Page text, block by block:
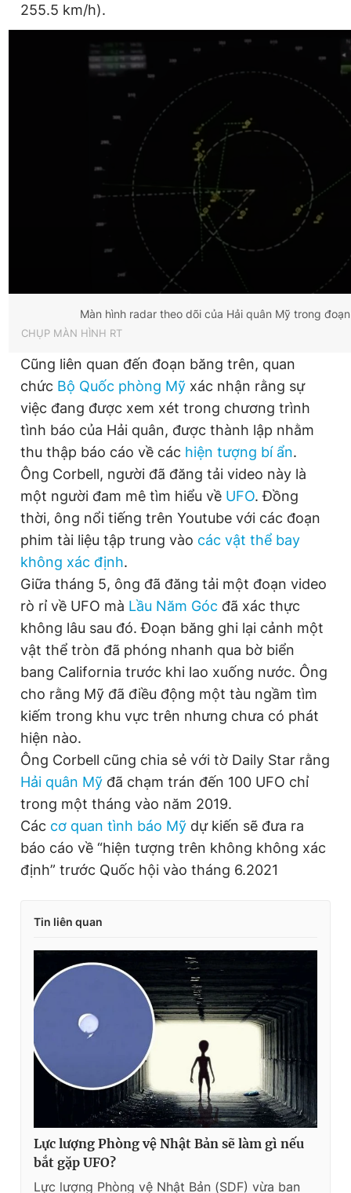
255.5 km/h).
Màn hình radar theo dõi của Hải quân Mỹ trong
CHỤP MÀN HÌNH RT
Cũng liên quan đến đoạn băng trên, quan
chức Bộ Quốc phòng Mỹ xác nhận rằng sự
việc đang được xem xét trong chương trình
tình báo của Hải quân, được thành lập nhằm
thu thập báo cáo về các hiện tượng bí ẩn.
Ông Corbell, người đã đăng tải video này là
một người đam mê tìm hiểu về UFO. Đồng
thời, ông nổi tiếng trên Youtube với các đoạn
phim tài liệu tập trung vào các vật thể bay
không xác định.
Giữa tháng 5, ông đã đăng tải một đoạn video
rò rỉ về UFO mà Lầu Năm Góc đã xác thực
không lâu sau đó. Đoạn băng ghi lại cảnh một
vật thể tròn đã phóng nhanh qua bờ biển
bang California trước khi lao xuống nước. Ông
cho rằng Mỹ đã điều động một tàu ngầm tìm
kiếm trong khu vực trên nhưng chưa có phát
hiện nào.
Ông Corbell cũng chia sẻ với tờ Daily Star rằng
Hải quân Mỹ đã chạm trán đến 100 UFO chỉ
trong một tháng vào năm 2019.
Các cơ quan tình báo Mỹ dự kiến sẽ đưa ra
báo cáo về “hiện tượng trên không không xác
định” trước Quốc hội vào tháng 6.2021
Tin liên quan
Lực lượng Phòng vệ Nhật Bản sẽ làm gì nếu
bắt gặp UFO?
Lực lượng Phòng vệ Nhật Bản (SDF) vừa ban